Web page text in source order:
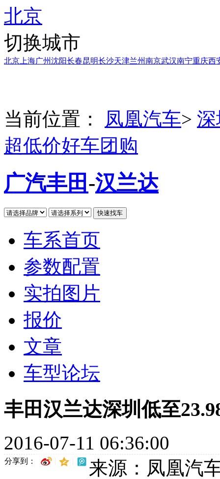
北京
切换城市
北京 上海广州沈阳长春昆明长沙天津兰州南京武汉南宁重庆西
当前位置： 凤凰汽车>
超低价好车团购
广汽丰田 -汉兰达
车系首页
参数配置
实拍图片
报价
文章
车型论坛
丰田汉兰达深圳低至
2016-07-11 06:36:00
分享到： 来源：凤凰汽